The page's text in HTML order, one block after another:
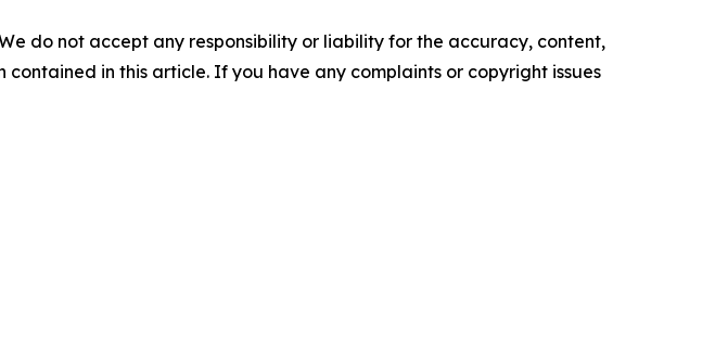
do not accept any responsibility or liability for the accuracy, content,
in this article. If you have any complaints or copyright issues